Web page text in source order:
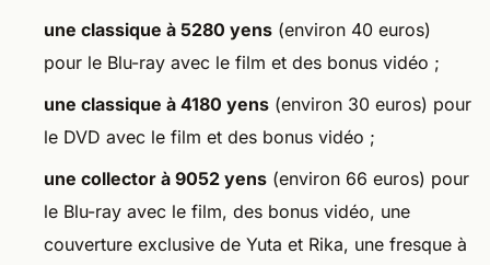
une classique à 5280 yens (environ 40 euros)
pour le Blu-ray avec le film et des bonus vidéo ;
une classique à 4180 yens (environ 30 euros) pour
le DVD avec le film et des bonus vidéo ;
une collector à 9052 yens (environ 66 euros) pour
le Blu-ray avec le film, des bonus vidéo, une
couverture exclusive de Yuta et Rika, une fresque à